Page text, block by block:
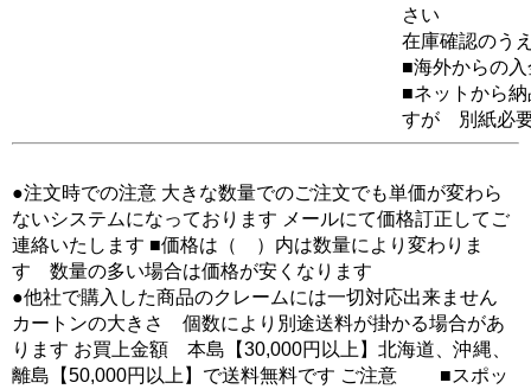
さい
在庫確認のう
■海外からの
■ネットから
すが 別紙必
●注文時での注意 大きな数量でのご注文でも単価が変わら
ないシステムになっております メールにて価格訂正してご
連絡いたします ■価格は（ ）内は数量により変わりま
す 数量の多い場合は価格が安くなります
●他社で購入した商品のクレームには一切対応出来ません
カートンの大きさ 個数により別途送料が掛かる場合があ
ります お買上金額 本島【30,000円以上】北海道、沖縄、
離島【50,000円以上】で送料無料です ご注意 ■スポッ